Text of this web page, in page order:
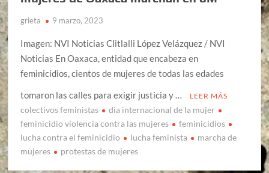
grieta 9 marzo, 2023
Imagen: NVI Noticias Clitlalli López Velázquez / NVI
Noticias En Oaxaca, entidad que encabeza en
feminicidios, cientos de mujeres de todas las edades
tomaron las calles para exigir justicia y …
LEER MÁS
colectivos feministas
dia internacional de la mujer
feminicidio violencia contra las mujeres
feminicidios
lucha contra el feminicidio
lucha feminista
marcha de
mujeres
protestas de mujeres